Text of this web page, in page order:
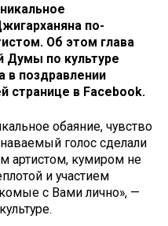
по-
Об этом глава
Думы по культуре
в поздравлении
странице в Facebook.
обаяние, чувство
голос сделали
артистом, кумиром не
и участием
с Вами лично», —